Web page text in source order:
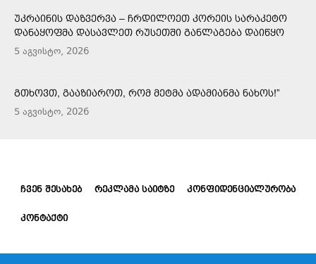
ᲣᲙᲠᲐᲘᲜᲘᲡ ᲓᲐᲖᲕᲔᲠᲕᲐ – ᲩᲠᲓᲘᲚᲝᲔᲗ ᲙᲝᲠᲔᲘᲡ ᲡᲐᲠᲐᲙᲔᲢᲝ
ᲓᲐᲜᲐᲧᲝᲤᲛᲐ ᲓᲐᲡᲐᲕᲚᲔᲗ ᲠᲣᲡᲔᲗᲨᲘ ᲒᲐᲜᲚᲐᲒᲔᲑᲐ ᲓᲐᲘᲬᲧᲝ
5 აგვისტო, 2026
ᲒᲗᲮᲝᲕᲗ, ᲒᲐᲐᲖᲘᲐᲠᲝᲗ, ᲠᲝᲛ ᲛᲔᲢᲛᲐ ᲐᲓᲐᲛᲘᲐᲜᲛᲐ ᲜᲐᲮᲝᲡ!”
5 აგვისტო, 2026
ᲩᲕᲔᲜ ᲨᲔᲡᲐᲮᲔᲑ ᲠᲔᲙᲚᲐᲛᲐ ᲡᲐᲘᲢᲖᲔ ᲙᲝᲜᲤᲘᲓᲔᲜᲪᲘᲐᲚᲣᲠᲝᲑᲐ
ᲙᲝᲜᲢᲐᲥᲢᲘ